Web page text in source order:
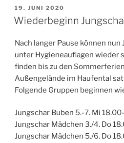
VERÖFFENTLICHT
AM
19. JUNI 2020
Wiederbeginn
Nach langer Pause können
unter Hygieneauflagen wieder
finden bis zu den
Außengelände im Haufental
Folgende Gruppen beginnen
Jungschar Buben 5.-7. Mi
Jungschar Mädchen 3./4. Do
Jungschar Mädchen 5./6. Do